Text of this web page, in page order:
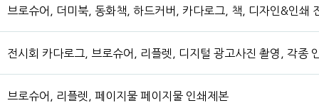
브로슈어, 더미북, 동화책, 하드커버, 카다로그, 책, 디자인&인쇄
전시회 카다로그, 브로슈어, 리플렛, 디지털 광고사진 촬영, 각종
브로슈어, 리플렛, 페이지물 페이지물 인쇄제본